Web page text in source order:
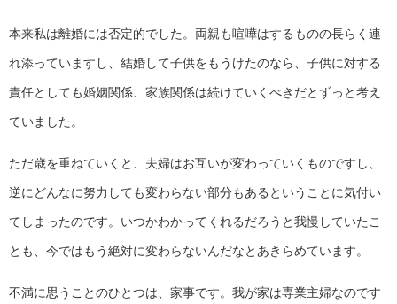
本来私は離婚には否定的でした。両親も喧嘩はするものの長らく連
れ添っていますし、結婚して子供をもうけたのなら、子供に対する
責任としても婚姻関係、家族関係は続けていくべきだとずっと考え
ていました。
ただ歳を重ねていくと、夫婦はお互いが変わっていくものですし、
逆にどんなに努力しても変わらない部分もあるということに気付い
てしまったのです。いつかわかってくれるだろうと我慢していたこ
とも、今ではもう絶対に変わらないんだなとあきらめています。
不満に思うことのひとつは、家事です。我が家は専業主婦なのです